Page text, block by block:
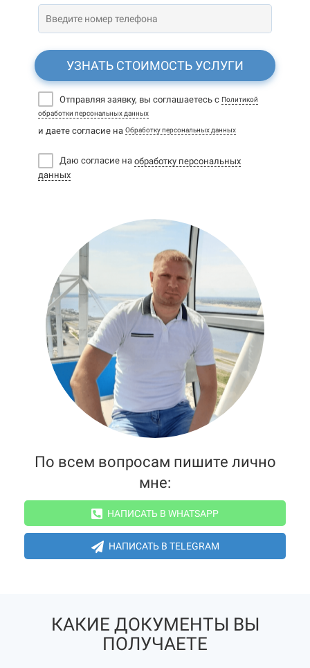
УЗНАТЬ СТОИМОСТЬ УСЛУГИ
Отправляя заявку, вы соглашаетесь с Политикой
обработки персональных данных
и даете согласие на Обработку персональных данных
Даю согласие на обработку персональных
данных
По всем вопросам пишите лично
мне:
НАПИСАТЬ В WHATSAPP
НАПИСАТЬ В TELEGRAM
КАКИЕ ДОКУМЕНТЫ ВЫ
ПОЛУЧАЕТЕ